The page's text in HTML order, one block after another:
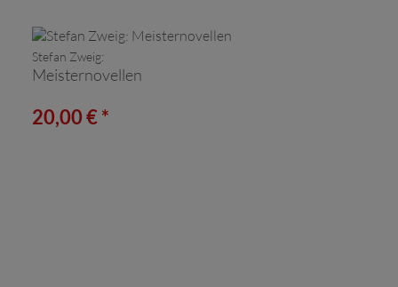
Stefan Zweig:
Meisternovellen
20,00 € *